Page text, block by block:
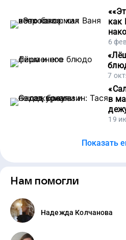
«
как
6
«
7
«
в
19
Показать
Нам помогли
Надежда Колчанова